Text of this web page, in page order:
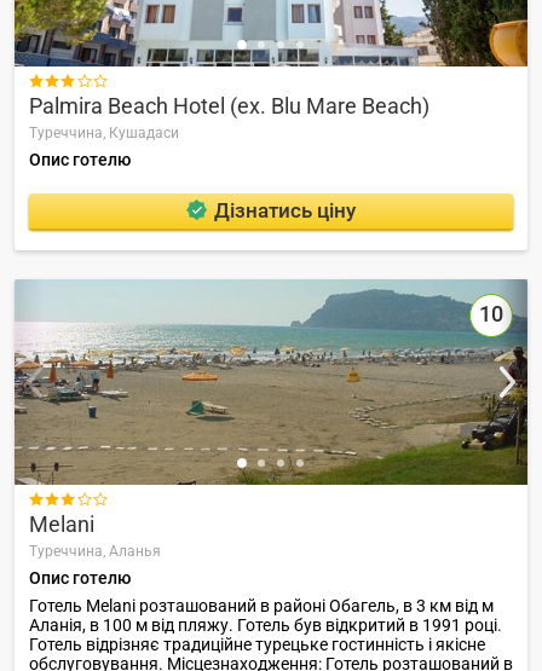

Palmira Beach Hotel (ex. Blu Mare Beach)
Туреччина, Кушадаси
Опис готелю
Дізнатись ціну
10

Melani
Туреччина, Аланья
Опис готелю
Готель Melani розташований в районі Обагель, в 3 км від м
Аланія, в 100 м від пляжу. Готель був відкритий в 1991 році.
Готель відрізняє традиційне турецьке гостинність і якісне
обслуговування. Місцезнаходження: Готель розташований в